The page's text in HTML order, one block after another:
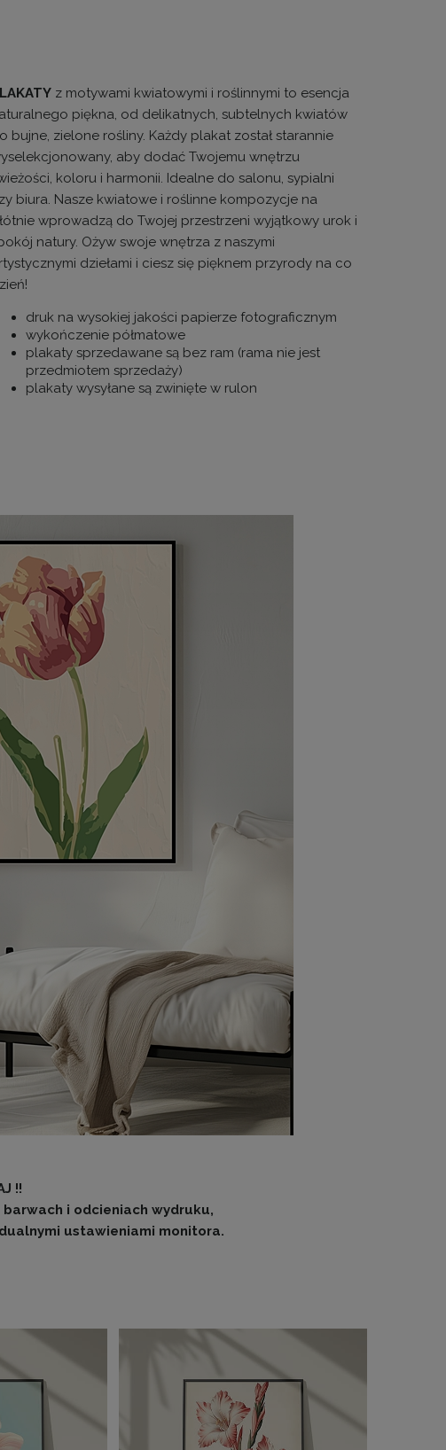
z motywami kwiatowymi i roślinnymi to esencja
piękna, od delikatnych, subtelnych kwiatów
bujne, zielone rośliny. Każdy plakat został starannie
aby dodać Twojemu wnętrzu
koloru i harmonii. Idealne do salonu, sypialni
biura. Nasze kwiatowe i roślinne kompozycje na
wprowadzą do Twojej przestrzeni wyjątkowy urok i
natury. Ożyw swoje wnętrza z naszymi
dziełami i ciesz się pięknem przyrody na co
druk na wysokiej jakości papierze fotograficznym
wykończenie półmatowe
plakaty sprzedawane są bez ram (rama nie jest
przedmiotem sprzedaży)
plakaty wysyłane są zwinięte w rulon
!!
i odcieniach wydruku,
ustawieniami monitora.